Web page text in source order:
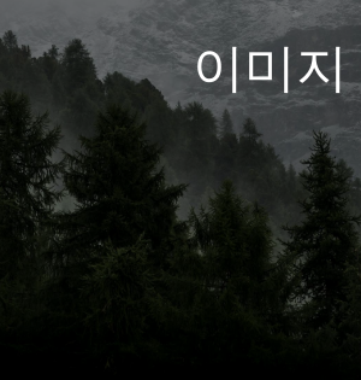
이미지